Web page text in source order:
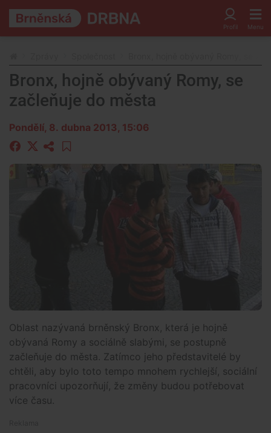
Bronx, hojně obývaný Romy, se
začleňuje do města
Pondělí, 8. dubna 2013, 15:06
Oblast nazývaná brněnský Bronx, která je hojně
obývaná Romy a sociálně slabými, se postupně
začleňuje do města. Zatímco jeho představitelé by
chtěli, aby bylo toto tempo mnohem rychlejší, sociální
pracovníci upozorňují, že změny budou potřebovat
více času.